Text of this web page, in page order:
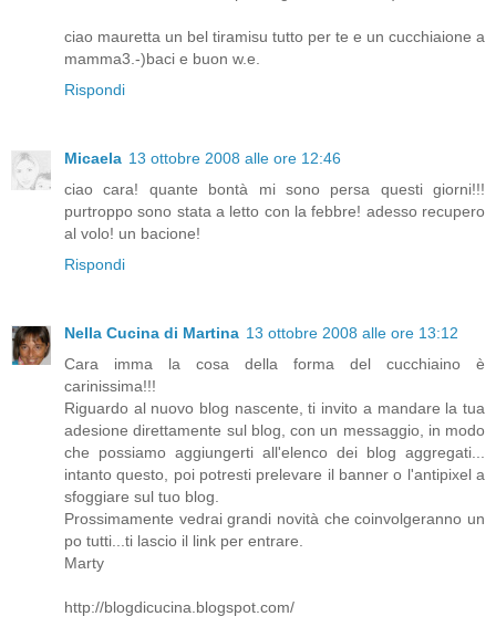
ciao mauretta un bel tiramisu tutto per te e un cucchiaione a
mamma3.-)baci e buon w.e.
Rispondi
Micaela 13 ottobre 2008 alle ore 12:46
ciao cara! quante bontà mi sono persa questi giorni!!!
purtroppo sono stata a letto con la febbre! adesso recupero
al volo! un bacione!
Rispondi
Nella Cucina di Martina 13 ottobre 2008 alle ore 13:12
Cara imma la cosa della forma del cucchiaino è
carinissima!!!
Riguardo al nuovo blog nascente, ti invito a mandare la tua
adesione direttamente sul blog, con un messaggio, in modo
che possiamo aggiungerti all'elenco dei blog aggregati...
intanto questo, poi potresti prelevare il banner o l'antipixel a
sfoggiare sul tuo blog.
Prossimamente vedrai grandi novità che coinvolgeranno un
po tutti...ti lascio il link per entrare.
Marty
http://blogdicucina.blogspot.com/